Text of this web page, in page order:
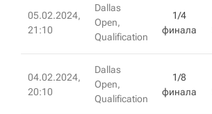
05.02.2024,
21:10
Dallas
Open,
Qualification
1/4
финала
04.02.2024,
20:10
Dallas
Open,
Qualification
1/8
финала